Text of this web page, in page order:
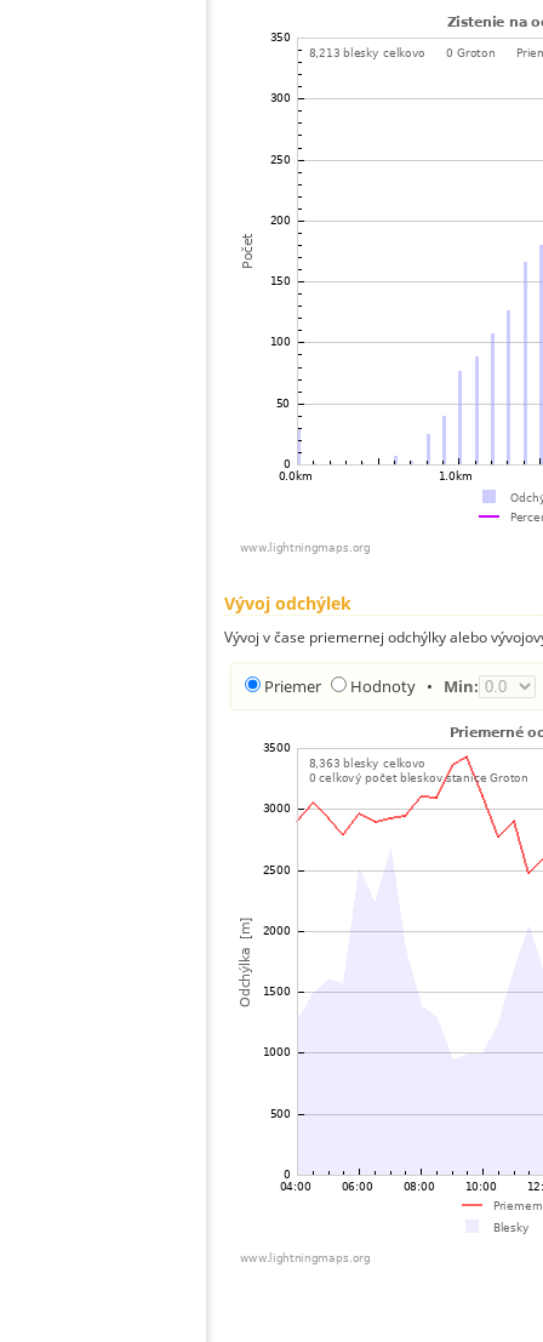
Vývoj odchýlek
Vývoj v čase priemernej odchýlky alebo
Priemer Hodnoty • Min: